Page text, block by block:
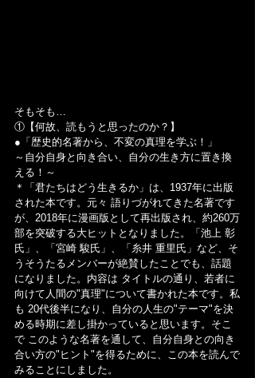
そもそも…
①【何故、読もうと思ったのか？】
●「歴史的名著から、不変の真理を学ぶ！」
～自分自身と向き合い、自分の生き方に置き換
える！～
＊「君たちはどう生きるか」は、1937年に出版
された本です。元々 語りづがれてきた名著です
が、2018年に漫画版として再出版され、約260万
部を突破する大ヒットとなりました。「池上 彰
氏」、「宮崎 駿氏」、「糸井 重里氏」など、そ
うそうたるメンバーが絶賛したことでも、話題
になりました。内容は タイトルの通り、若者に
向けて人間の"真理"について書かれた本です。私
も 20代後半になり、自分の人生の"テーマ"を決
める時期に差し掛かっていると思います。そこ
で このような名著を通して、自分自身との向き
合い方の"ヒント"を得るために、この本を読んで
みることにしました。